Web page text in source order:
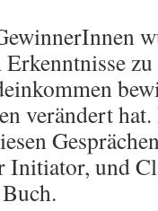
zu
verändert
Initiator, und